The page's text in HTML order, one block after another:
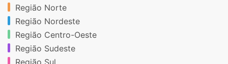
Região Norte
Região Nordeste
Região Centro-Oeste
Região Sudeste
Região Sul